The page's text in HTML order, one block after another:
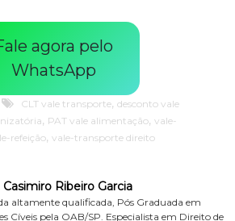
agora pelo
WhatsApp
CLT vale transporte, desconto vale
, PAT vale alimentação, vale-
refeição, vale-transporte direito
Casimiro Ribeiro Garcia
altamente qualificada, Pós Graduada em
Cíveis pela OAB/SP. Especialista em Direito de